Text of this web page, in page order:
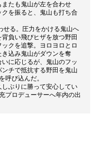
たも鬼山が左を合わせ
を振ると、鬼山も打ち合
せる。圧力をかける鬼山へ
負い飛びヒザを放つ野田
クを追撃。ヨロヨロとロ
込み鬼山がダウンを奪
に応じるが、鬼山のフッ
チで抵抗する野田を鬼山
呼び込んだ。
ぶりに勝って安心してい
プロデューサーへ年内の出